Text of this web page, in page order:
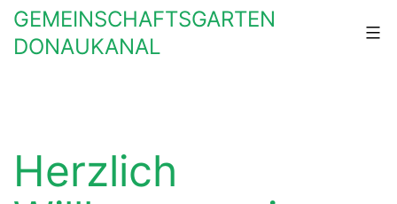
Zum
Inhalt
GEMEINSCHAFTSGARTEN
DONAUKANAL
Herzlich